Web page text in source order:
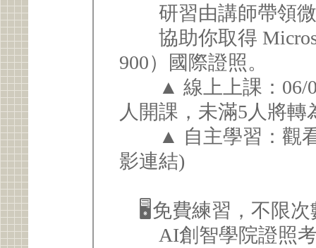
研習由講師帶領微
協助你取得
900）國際證照。
▲ 線上上課：06/06
人開課，未滿5人將
▲ 自主學習：觀看
影連結)
🖥️免費練習，不限
AI創智學院證照考